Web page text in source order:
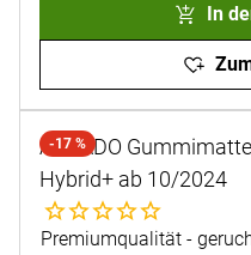
In
-17 %
AURADO
Hybrid+ ab 10/2024
Noch keine Bewertungen
Premiumqualität -